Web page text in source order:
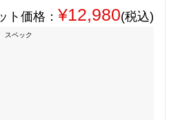
ト価格： ¥12,980(税込)
スペック